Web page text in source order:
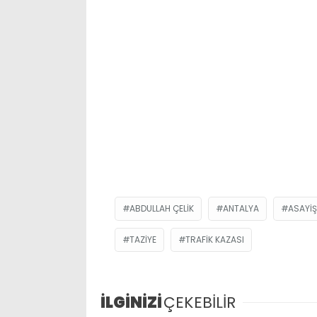
ABDULLAH ÇELIK ANTALYA ASAYIŞ
TAZIYE TRAFIK KAZASI
İLGİNİZİÇEKEBİLİR